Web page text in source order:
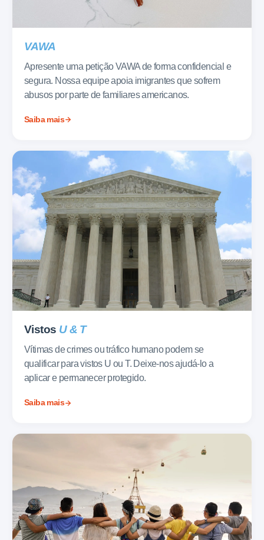
VAWA
Apresente uma petição VAWA de forma confidencial e
segura. Nossa equipe apoia imigrantes que sofrem
abusos por parte de familiares americanos.
Saiba mais
Vistos U & T
Vítimas de crimes ou tráfico humano podem se
qualificar para vistos U ou T. Deixe-nos ajudá-lo a
aplicar e permanecer protegido.
Saiba mais